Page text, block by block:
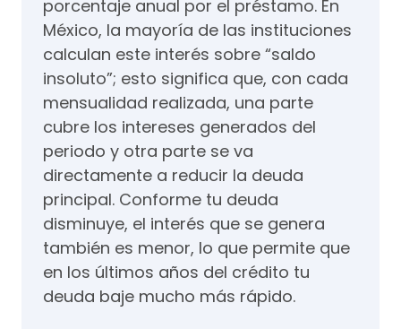
porcentaje anual por el préstamo. En
México, la mayoría de las instituciones
calculan este interés sobre “saldo
insoluto”; esto significa que, con cada
mensualidad realizada, una parte
cubre los intereses generados del
periodo y otra parte se va
directamente a reducir la deuda
principal. Conforme tu deuda
disminuye, el interés que se genera
también es menor, lo que permite que
en los últimos años del crédito tu
deuda baje mucho más rápido.